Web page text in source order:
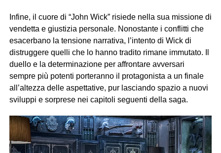
Infine, il cuore di “John Wick” risiede nella sua missione di
vendetta e giustizia personale. Nonostante i conflitti che
esacerbano la tensione narrativa, l’intento di Wick di
distruggere quelli che lo hanno tradito rimane immutato. Il
duello e la determinazione per affrontare avversari
sempre più potenti porteranno il protagonista a un finale
all’altezza delle aspettative, pur lasciando spazio a nuovi
sviluppi e sorprese nei capitoli seguenti della saga.